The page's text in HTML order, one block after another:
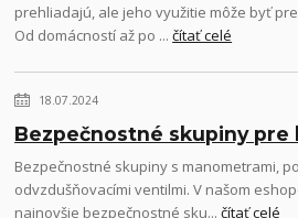
prehliadajú, ale jeho využitie môže byť
Od domácností až po ...čítať celé
18.07.2024
Bezpečnostné skupiny pre
Bezpečnostné skupiny s manometrami,
odvzdušňovacími ventilmi. V našom
najnovšie bezpečnostné sku...čítať celé